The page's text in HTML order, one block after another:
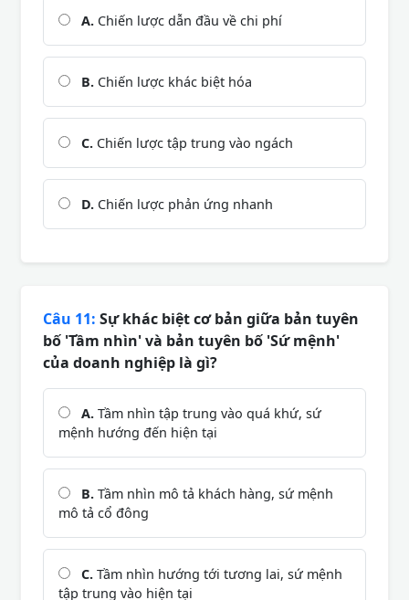
A. Chiến lược dẫn đầu về chi phí
B. Chiến lược khác biệt hóa
C. Chiến lược tập trung vào ngách
D. Chiến lược phản ứng nhanh
Câu 11: Sự khác biệt cơ bản giữa bản tuyên
bố 'Tầm nhìn' và bản tuyên bố 'Sứ mệnh'
của doanh nghiệp là gì?
A. Tầm nhìn tập trung vào quá khứ, sứ
mệnh hướng đến hiện tại
B. Tầm nhìn mô tả khách hàng, sứ mệnh
mô tả cổ đông
C. Tầm nhìn hướng tới tương lai, sứ mệnh
tập trung vào hiện tại